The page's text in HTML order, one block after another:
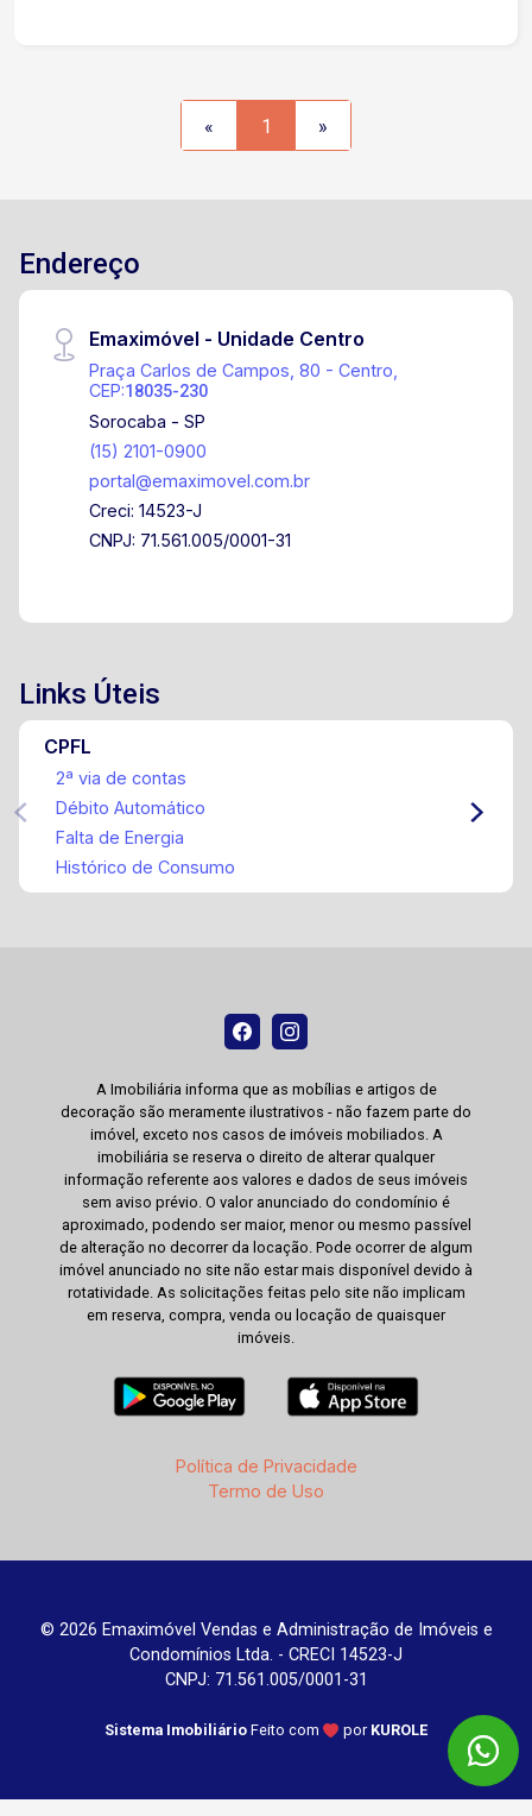
« 1 »
Endereço
Emaximóvel - Unidade Centro
Praça Carlos de Campos, 80 - Centro,
CEP:18035-230
Sorocaba - SP
(15) 2101-0900
portal@emaximovel.com.br
Creci: 14523-J
CNPJ: 71.561.005/0001-31
Links Úteis
CPFL
2ª via de contas
Débito Automático
Falta de Energia
Histórico de Consumo
A Imobiliária informa que as mobílias e artigos de
decoração são meramente ilustrativos - não fazem parte do
imóvel, exceto nos casos de imóveis mobiliados. A
imobiliária se reserva o direito de alterar qualquer
informação referente aos valores e dados de seus imóveis
sem aviso prévio. O valor anunciado do condomínio é
aproximado, podendo ser maior, menor ou mesmo passível
de alteração no decorrer da locação. Pode ocorrer de algum
imóvel anunciado no site não estar mais disponível devido à
rotatividade. As solicitações feitas pelo site não implicam
em reserva, compra, venda ou locação de quaisquer
imóveis.
Política de Privacidade
Termo de Uso
© 2026 Emaximóvel Vendas e Administração de Imóveis e
Condomínios Ltda. - CRECI 14523-J
CNPJ: 71.561.005/0001-31
Sistema Imobiliário Feito com por KUROLE